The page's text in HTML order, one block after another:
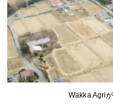
Wakka Agri